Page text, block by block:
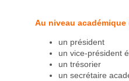
Au niveau académique
un président
un vice-président
un trésorier
un secrétaire